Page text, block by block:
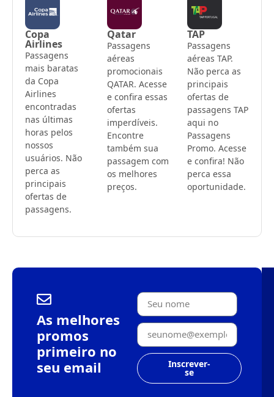
Copa
Airlines
Passagens
mais baratas
da Copa
Airlines
encontradas
nas últimas
horas pelos
nossos
usuários. Não
perca as
principais
ofertas de
passagens.
Qatar
Passagens
aéreas
promocionais
QATAR. Acesse
e confira essas
ofertas
imperdíveis.
Encontre
também sua
passagem com
os melhores
preços.
TAP
Passagens
aéreas TAP.
Não perca as
principais
ofertas de
passagens TAP
aqui no
Passagens
Promo. Acesse
e confira! Não
perca essa
oportunidade.
As melhores
promos
primeiro no
seu email
Inscrever-
se